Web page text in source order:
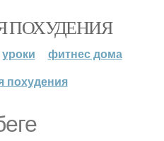
ПОХУДЕНИЯ
уроки
фитнес дома
похудения